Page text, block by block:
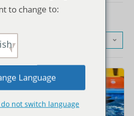
to change to:
Language
not switch language